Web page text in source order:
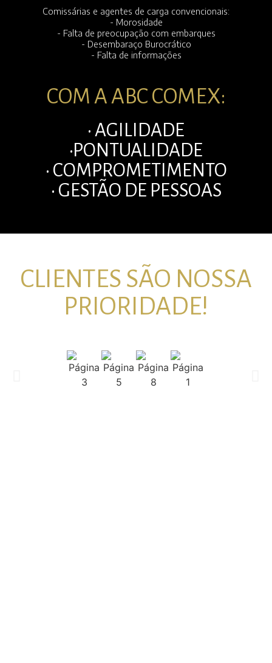
Comissárias e agentes de carga convencionais:
- Morosidade
- Falta de preocupação com embarques
- Desembaraço Burocrático
- Falta de informações
COM A ABC COMEX:
• AGILIDADE
•PONTUALIDADE
• COMPROMETIMENTO
• GESTÃO DE PESSOAS
CLIENTES SÃO NOSSA
PRIORIDADE!